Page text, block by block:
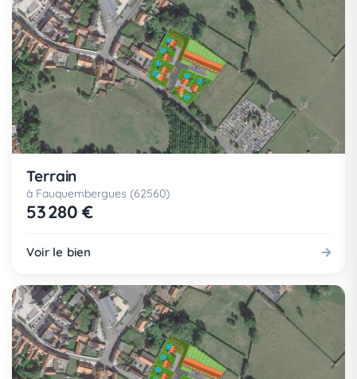
Terrain
à Fauquembergues (62560)
53 280 €
Voir le bien